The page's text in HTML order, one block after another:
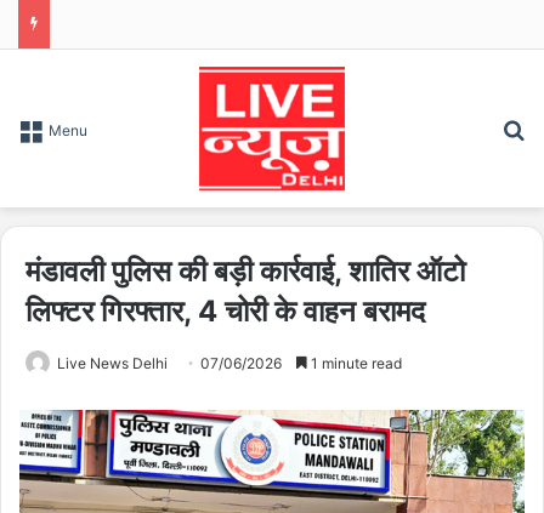
Menu
मंडावली पुलिस की बड़ी कार्रवाई, शातिर ऑटो
लिफ्टर गिरफ्तार, 4 चोरी के वाहन बरामद
Live News Delhi 07/06/2026 1 minute read